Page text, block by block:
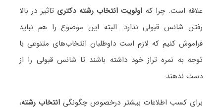
علاقه است. چرا که اولویت انتخاب رشته دکتری تاثیر در بالا
رفتن شانس قبولی ندارد. البته این موضوع را هم نباید
فراموش کنیم که لازم است داوطلبان انتخاب‌های متنوعی با
توجه به نمره تراز خود داشته باشند تا شانس قبولی را از
دست ندهند.
برای کسب اطلاعات بیشتر درخصوص چگونگی انتخاب رشته،